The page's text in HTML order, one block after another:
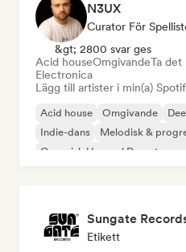
N3UX
Curator För
&gt; 2800 svar ges
Acid houseOmgivandeTa det
Electronica
Lägg till artister i min(a)
Acid house Omgivande
Indie-dans
Melodisk &
Organisk House / Downtempo
Sungate
Etikett